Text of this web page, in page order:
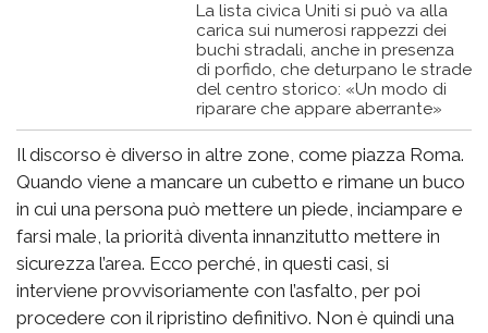
La lista civica Uniti si può va alla
carica sui numerosi rappezzi dei
buchi stradali, anche in presenza
di porfido, che deturpano le strade
del centro storico: «Un modo di
riparare che appare aberrante»
Il discorso è diverso in altre zone, come piazza Roma.
Quando viene a mancare un cubetto e rimane un buco
in cui una persona può mettere un piede, inciampare e
farsi male, la priorità diventa innanzitutto mettere in
sicurezza l’area. Ecco perché, in questi casi, si
interviene provvisoriamente con l’asfalto, per poi
procedere con il ripristino definitivo. Non è quindi una